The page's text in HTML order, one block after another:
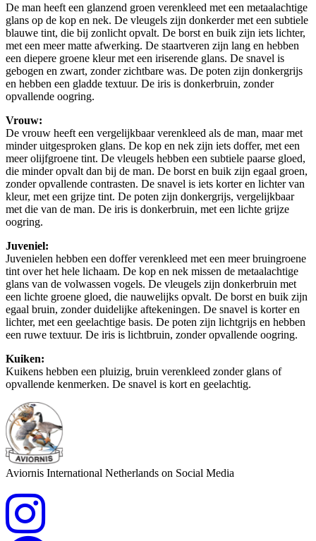
De man heeft een glanzend groen verenkleed met een metaalachtige
glans op de kop en nek. De vleugels zijn donkerder met een subtiele
blauwe tint, die bij zonlicht opvalt. De borst en buik zijn iets lichter,
met een meer matte afwerking. De staartveren zijn lang en hebben
een diepere groene kleur met een iriserende glans. De snavel is
gebogen en zwart, zonder zichtbare was. De poten zijn donkergrijs
en hebben een gladde textuur. De iris is donkerbruin, zonder
opvallende oogring.
Vrouw:
De vrouw heeft een vergelijkbaar verenkleed als de man, maar met
minder uitgesproken glans. De kop en nek zijn iets doffer, met een
meer olijfgroene tint. De vleugels hebben een subtiele paarse gloed,
die minder opvalt dan bij de man. De borst en buik zijn egaal groen,
zonder opvallende contrasten. De snavel is iets korter en lichter van
kleur, met een grijze tint. De poten zijn donkergrijs, vergelijkbaar
met die van de man. De iris is donkerbruin, met een lichte grijze
oogring.
Juveniel:
Juvenielen hebben een doffer verenkleed met een meer bruingroene
tint over het hele lichaam. De kop en nek missen de metaalachtige
glans van de volwassen vogels. De vleugels zijn donkerbruin met
een lichte groene gloed, die nauwelijks opvalt. De borst en buik zijn
egaal bruin, zonder duidelijke aftekeningen. De snavel is korter en
lichter, met een geelachtige basis. De poten zijn lichtgrijs en hebben
een ruwe textuur. De iris is lichtbruin, zonder opvallende oogring.
Kuiken:
Kuikens hebben een pluizig, bruin verenkleed zonder glans of
opvallende kenmerken. De snavel is kort en geelachtig.
Aviornis International Netherlands on Social Media